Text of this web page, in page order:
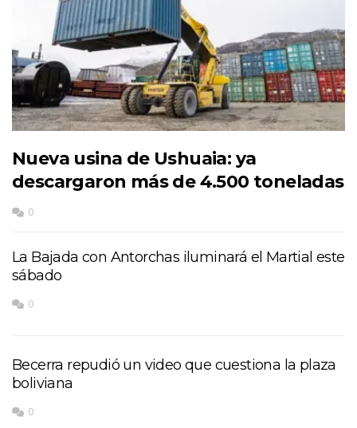
Nueva usina de Ushuaia: ya
descargaron más de 4.500 toneladas
0
La Bajada con Antorchas iluminará el Martial este
sábado
0
Becerra repudió un video que cuestiona la plaza
boliviana
0